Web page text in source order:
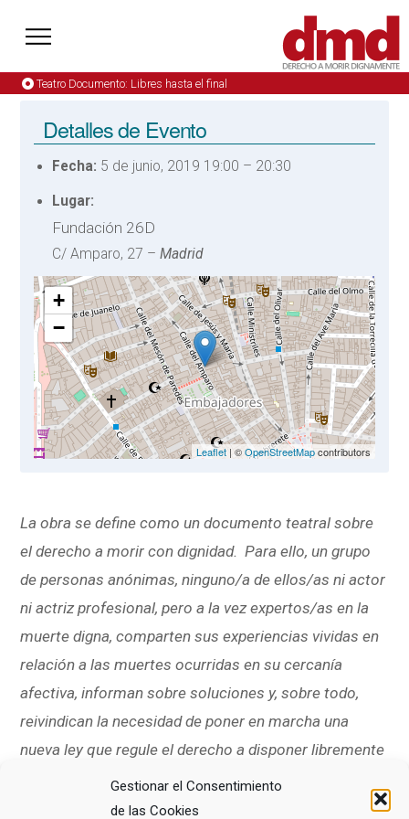
Gestionar el Consentimiento
de las Cookies
Teatro Documento: Libres hasta el final
Detalles de Evento
Fecha: 5 de junio, 2019 19:00 – 20:30
Lugar:
Fundación 26D
C/ Amparo, 27 –Madrid
+
−
Leaflet| ©OpenStreetMapcontributors
La obra se define como un documento teatral sobre
el derecho a morir con dignidad. Para ello, un grupo
de personas anónimas, ninguno/a de ellos/as ni actor
ni actriz profesional, pero a la vez expertos/as en la
muerte digna, comparten sus experiencias vividas en
relación a las muertes ocurridas en su cercanía
afectiva, informan sobre soluciones y, sobre todo,
reivindican la necesidad de poner en marcha una
nueva ley que regule el derecho a disponer libremente
de la propia vida. Los espectadores se encuentran
frente a sus propias reacciones ante los testimonios